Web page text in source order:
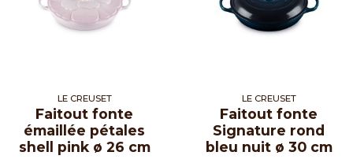
LE CREUSET
Faitout fonte
émaillée pétales
shell pink ø 26 cm
LE CREUSET
Faitout fonte
Signature rond
bleu nuit ø 30 cm